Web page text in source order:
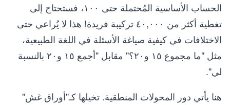
الحساب الأساسية المُحتملة حتى ١٠٠، فستحتاج إلى
تغطية أكثر من ٤٠,٠٠٠ تركيبة فريدة! هذا لا يُراعي حتى
الاختلافات في كيفية صياغة الأسئلة في اللغة الطبيعية،
مثل "ما مجموع ١٥ و٢٠؟" مقابل "أجمع ١٥ و٢٠ بالنسبة
لي".
هنا يأتي دور المحولات المنطقية. تخيلها كـ"أوراق غش"